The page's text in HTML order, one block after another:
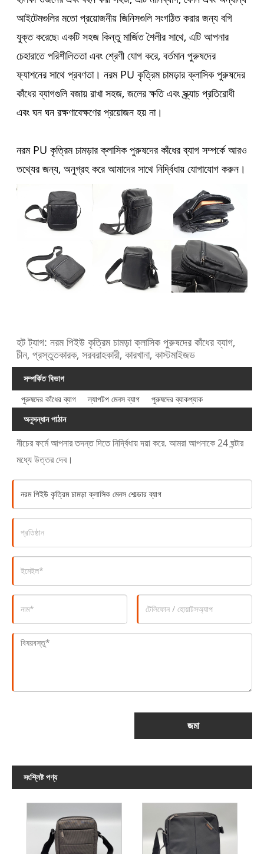
আইটেমগুলির মতো প্রয়োজনীয় জিনিসগুলি সংগঠিত করার জন্য বগি
যুক্ত করেছে৷ একটি সহজ কিন্তু মার্জিত শৈলীর সাথে, এটি আপনার
চেহারাতে পরিশীলিততা এবং শ্রেণী যোগ করে, বর্তমান পুরুষদের
ফ্যাশনের সাথে প্রবণতা। নরম PU কৃত্রিম চামড়ার ক্লাসিক পুরুষদের
কাঁধের ব্যাগগুলি বজায় রাখা সহজ, জলের ক্ষতি এবং স্ক্র্যাচ প্রতিরোধী
এবং ঘন ঘন রক্ষণাবেক্ষণের প্রয়োজন হয় না।
নরম PU কৃত্রিম চামড়ার ক্লাসিক পুরুষদের কাঁধের ব্যাগ সম্পর্কে আরও
তথ্যের জন্য, অনুগ্রহ করে আমাদের সাথে নির্দ্বিধায় যোগাযোগ করুন।
হট ট্যাগ: নরম পিইউ কৃত্রিম চামড়া ক্লাসিক পুরুষদের কাঁধের ব্যাগ,
চীন, প্রস্তুতকারক, সরবরাহকারী, কারখানা, কাস্টমাইজড
সম্পর্কিত বিভাগ
পুরুষদের কাঁধের ব্যাগ
ল্যাপটপ মেনস ব্যাগ
পুরুষদের ব্যাকপ্যাক
অনুসন্ধান পাঠান
নীচের ফর্মে আপনার তদন্ত দিতে নির্দ্বিধায় দয়া করে. আমরা আপনাকে 24 ঘন্টার
মধ্যে উত্তর দেব।
জমা
সংশ্লিষ্ট পণ্য